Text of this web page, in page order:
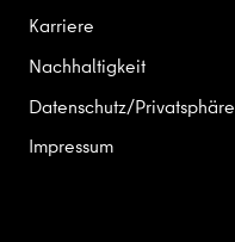
Karriere
Nachhaltigkeit
Datenschutz/Privatsphäre
Impressum